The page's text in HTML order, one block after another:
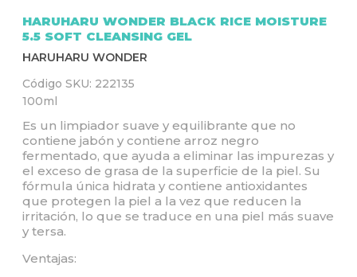
HARUHARU WONDER BLACK RICE MOISTURE
5.5 SOFT CLEANSING GEL
HARUHARU WONDER
Código SKU: 222135
100ml
Es un limpiador suave y equilibrante que no
contiene jabón y contiene arroz negro
fermentado, que ayuda a eliminar las impurezas y
el exceso de grasa de la superficie de la piel. Su
fórmula única hidrata y contiene antioxidantes
que protegen la piel a la vez que reducen la
irritación, lo que se traduce en una piel más suave
y tersa.
Ventajas: